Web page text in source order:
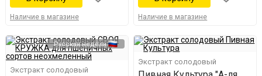
Наличие в магазине Наличие в магазине
Русская неделя
Экстракт солодовый
Экстракт солодовый